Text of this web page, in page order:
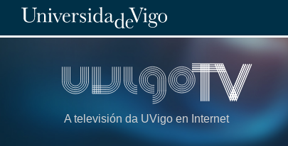
A televisión da UVigo en Internet